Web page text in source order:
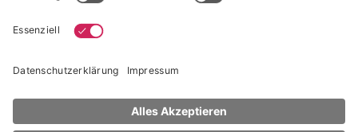
* unverbindliche Preisempfehlung der Verbundgruppe beauty alliance
NACH OBEN